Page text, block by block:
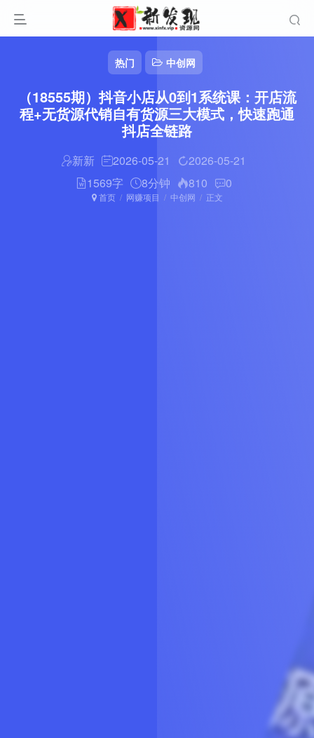
热门 中创网
（18555期）抖音小店从0到1系统课：开店流
程+无货源代销自有货源三大模式，快速跑通
抖店全链路
新新 2026-05-21
2026-05-21
1569字
8分钟 810 0
首页 网赚项目 中创网 正文